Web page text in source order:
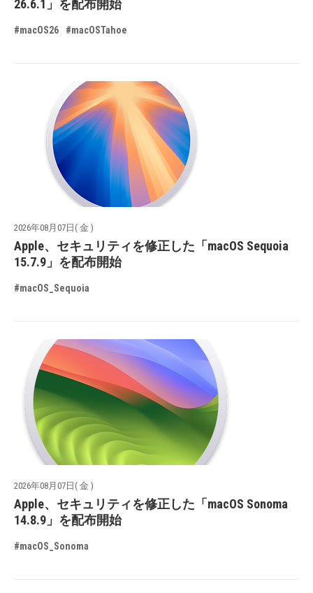
26.6.1」を配布開始
#macOS26 #macOSTahoe
2026年08月07日( 金 )
Apple、セキュリティを修正した「macOS Sequoia
15.7.9」を配布開始
#macOS_Sequoia
2026年08月07日( 金 )
Apple、セキュリティを修正した「macOS Sonoma
14.8.9」を配布開始
#macOS_Sonoma